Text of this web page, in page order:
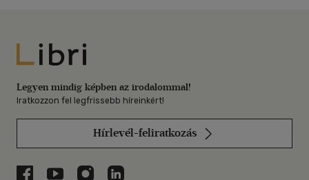
Libri
Legyen mindig képben az irodalommal!
Iratkozzon fel legfrissebb híreinkért!
Hírlevél-feliratkozás
Libri a Facebookon
Libri a Youtube-on
Libri az Instagramon
Libri a LinkedInen